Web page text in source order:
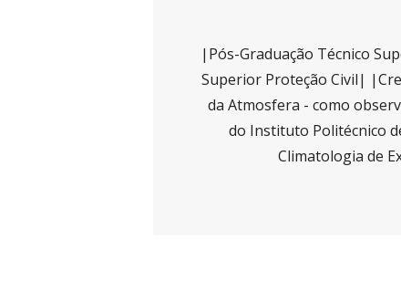
|Pós-Graduação Técnico
Superior Proteção Civil|
da Atmosfera - como
do Instituto Politécnico
Climatologia de